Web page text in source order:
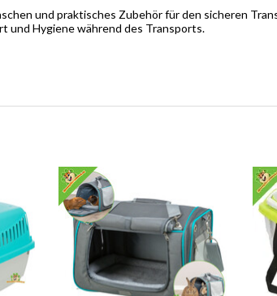
und praktisches Zubehör für den sicheren
und Hygiene während des Transports.